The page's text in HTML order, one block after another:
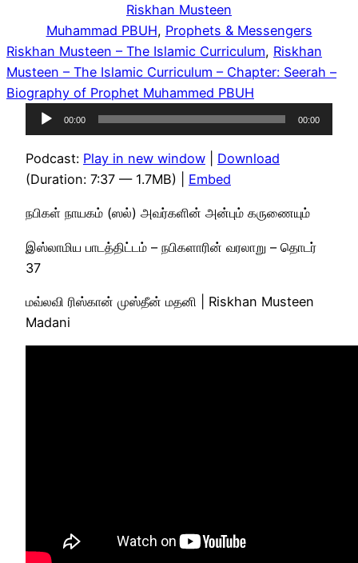
Riskhan Musteen
Muhammad PBUH, Prophets & Messengers
Riskhan Musteen – The Islamic Curriculum, Riskhan
Musteen – The Islamic Curriculum – Chapter: Seerah –
Biography of Prophet Muhammed PBUH
Audio
Player
00:00 00:00
Podcast: Play in new window
Download
(Duration: 7:37 — 1.7MB) | Embed
நபிகள் நாயகம் (ஸல்) அவர்களின் அன்பும் கருணையும்
இஸ்லாமிய பாடத்திட்டம் – நபிகளாரின் வரலாறு – தொடர்
37
மவ்லவி ரிஸ்கான் முஸ்தீன் மதனி | Riskhan Musteen
Madani